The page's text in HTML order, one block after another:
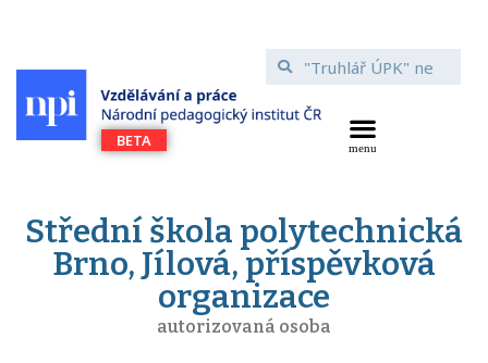
Střední škola polytechnická
Brno, Jílová, příspěvková
organizace
autorizovaná osoba